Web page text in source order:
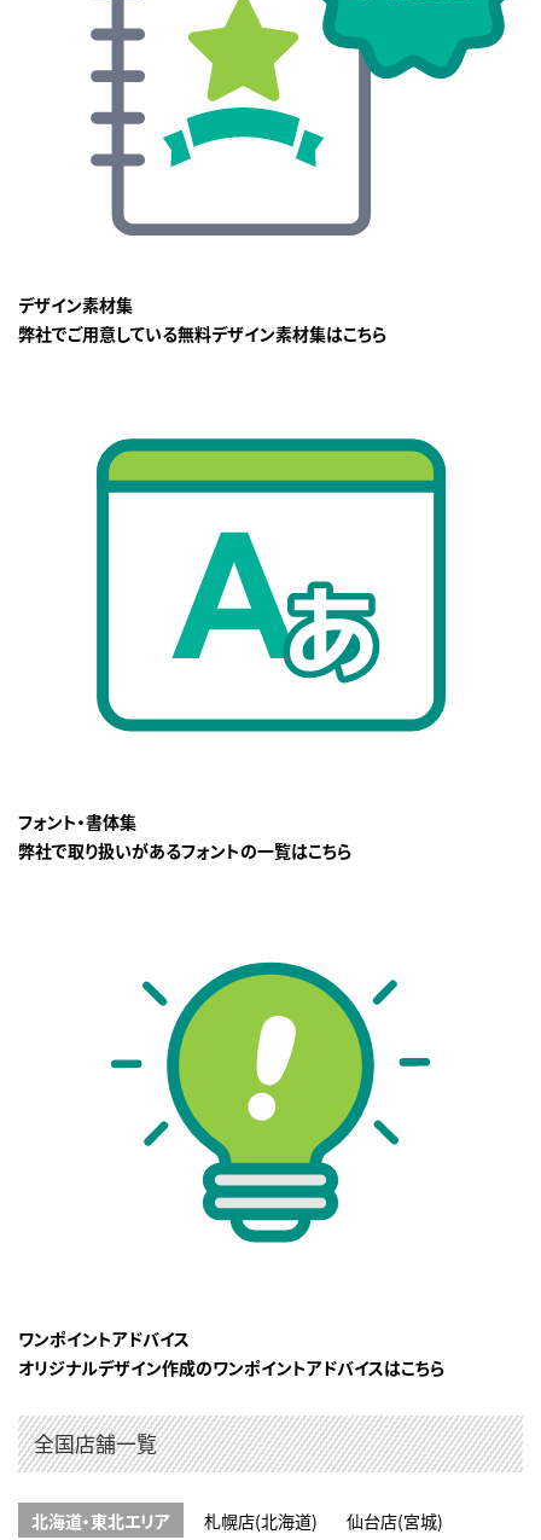
デザイン素材集
弊社でご用意している無料デザイン素材集はこちら
フォント・書体集
弊社で取り扱いがあるフォントの一覧はこちら
ワンポイントアドバイス
オリジナルデザイン作成のワンポイントアドバイスはこちら
全国店舗一覧
北海道・東北エリア 札幌店(北海道) 仙台店(宮城)